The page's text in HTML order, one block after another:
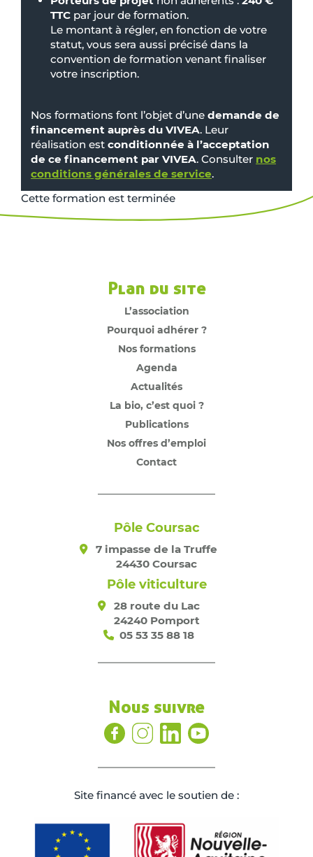
TTC par jour de formation.
Le montant à régler, en fonction de votre
statut, vous sera aussi précisé dans la
convention de formation venant finaliser
votre inscription.
Nos formations font l’objet d’une demande de
financement auprès du VIVEA. Leur
réalisation est conditionnée à l’acceptation
de ce financement par VIVEA. Consulter nos
conditions générales de service.
Cette formation est terminée
Plan du site
L’association
Pourquoi adhérer ?
Nos formations
Agenda
Actualités
La bio, c’est quoi ?
Publications
Nos offres d’emploi
Contact
Pôle Coursac
7 impasse de la Truffe
24430 Coursac
Pôle viticulture
28 route du Lac
24240 Pomport
05 53 35 88 18
Nous suivre
Site ﬁnancé avec le soutien de :